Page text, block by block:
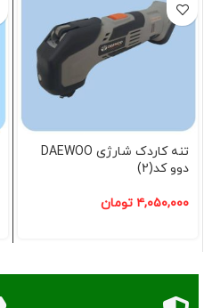
تنه کاردک شارژی DAEWOO
دوو کد(2)
۴,۰۵۰,۰۰۰ تومان